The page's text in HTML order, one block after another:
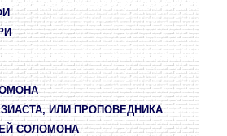
ИЛИ ПРОПОВЕДНИКА
СОЛОМОНА